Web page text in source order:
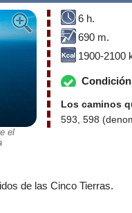
el
6 h.
690 m.
1900-2100
Los caminos
593, 598
de las Cinco Tierras.